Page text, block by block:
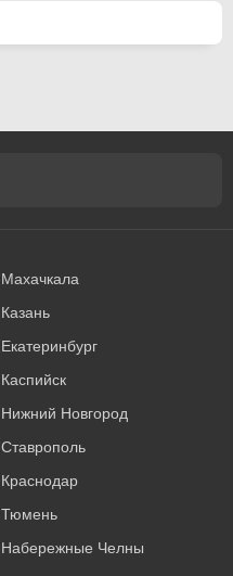
Махачкала
Казань
Екатеринбург
Каспийск
Нижний Новгород
Ставрополь
Краснодар
Тюмень
Набережные Челны